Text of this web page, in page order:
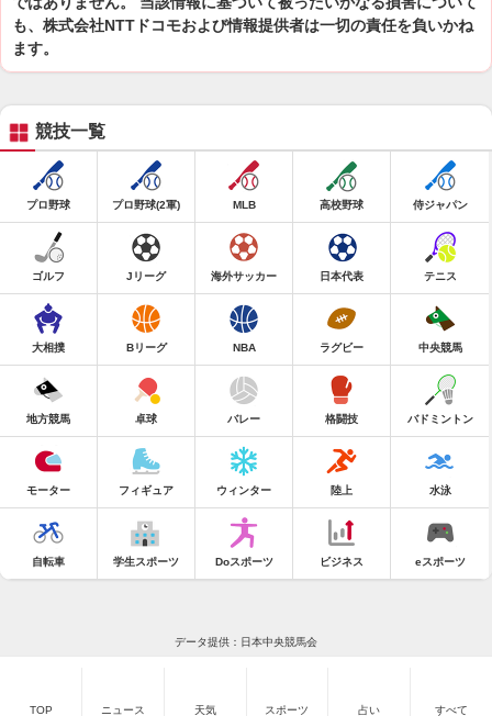
も、株式会社NTTドコモおよび情報提供者は一切の責任を負いかね
ます。
競技一覧
プロ野球 プロ野球(2軍) MLB 高校野球 侍ジャパン
ゴルフ Jリーグ 海外サッカー 日本代表 テニス
大相撲 Bリーグ NBA ラグビー 中央競馬
地方競馬 卓球 バレー 格闘技 バドミントン
モーター フィギュア ウィンター 陸上 水泳
自転車 学生スポーツ Doスポーツ ビジネス eスポーツ
データ提供：日本中央競馬会
TOP ニュース 天気 スポーツ 占い すべて